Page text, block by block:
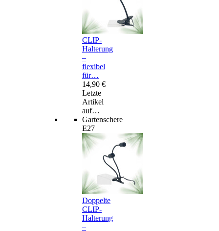
CLIP-
Halterung
–
flexibel
für…
14,90 €
Letzte
Artikel
auf…
Gartenschere
E27
Doppelte
CLIP-
Halterung
–